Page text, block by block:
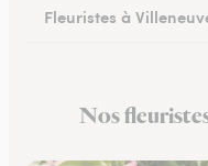
Fleuristes à
Fleuristes à Choisy-
Nos